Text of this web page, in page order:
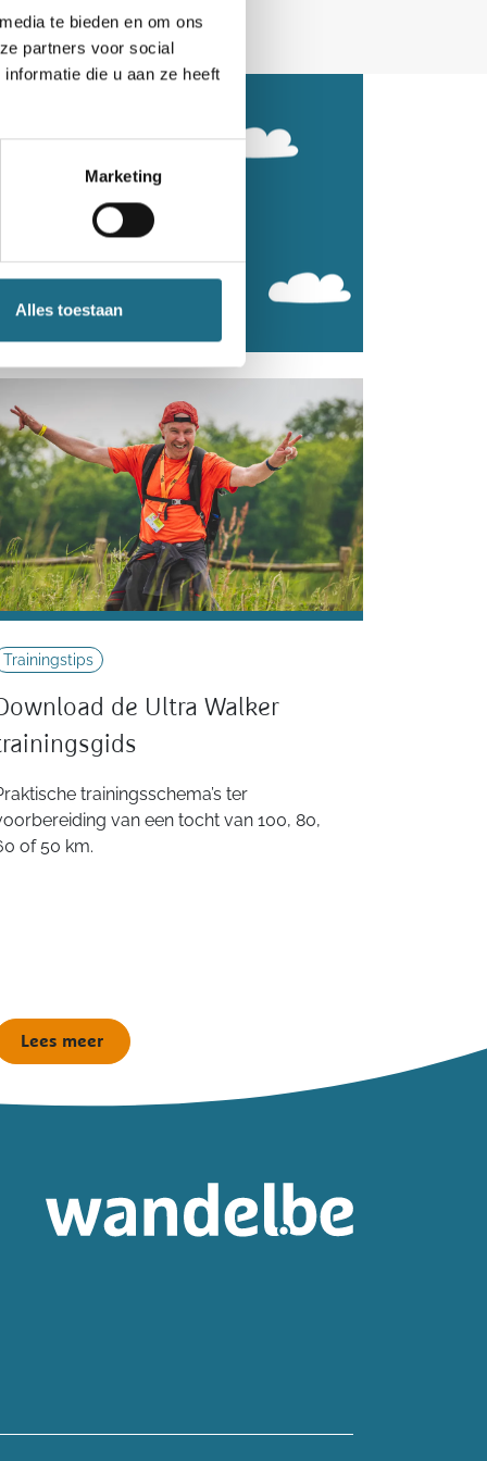
te bieden en om ons
partners voor social
die u aan ze heeft
Marketing
Alles toestaan
Trainingstips
de Ultra Walker
trainingsschema’s ter
van een tocht van 100, 80,
of 50 km.
Lees meer